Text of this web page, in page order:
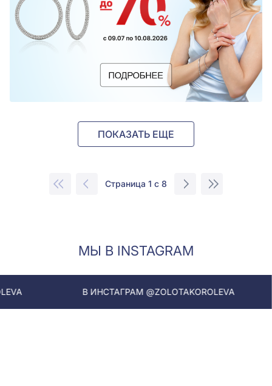
ПОКАЗАТЬ ЕЩЕ
Страница 1 с 8
МЫ В INSTAGRAM
В ИНСТАГРАМ @ZOLOTAKOROLEVA В